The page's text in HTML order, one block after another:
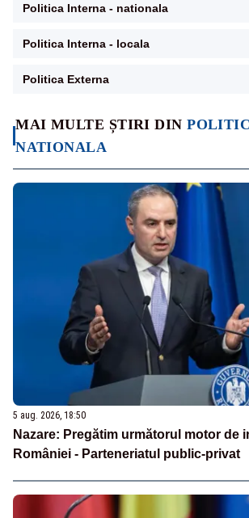
MAI MULTE ȘTIRI DIN
NATIONALA
5 aug. 2026, 18:50
Nazare: Pregătim următorul motor de
României - Parteneriatul public-privat
Politica Interna - nationala
Politica Interna - locala
Politica Externa